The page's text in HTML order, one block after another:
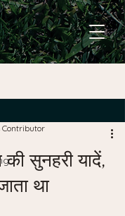
सुनहरी यादें,
था
Contributor